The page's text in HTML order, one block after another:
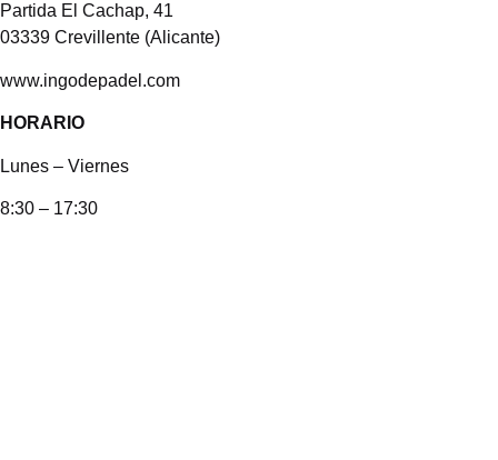
Partida El Cachap, 41
03339 Crevillente (Alicante)
www.ingodepadel.com
HORARIO
Lunes – Viernes
8:30 – 17:30